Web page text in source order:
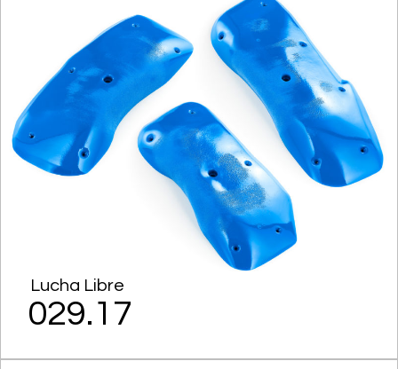
Lucha Libre
029.17